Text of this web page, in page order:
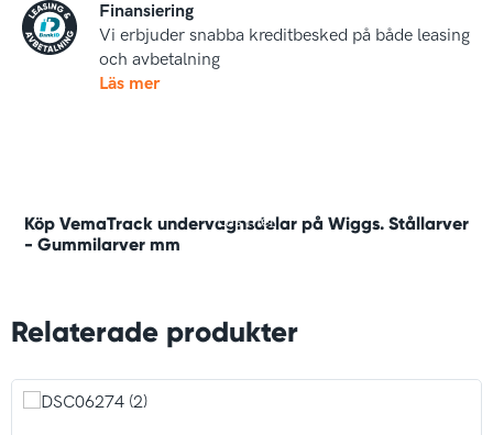
Finansiering
Vi erbjuder snabba kreditbesked på både leasing
och avbetalning
Läs mer
Läs mer
Köp VemaTrack undervagnsdelar på Wiggs. Stållarver
- Gummilarver mm
Relaterade produkter